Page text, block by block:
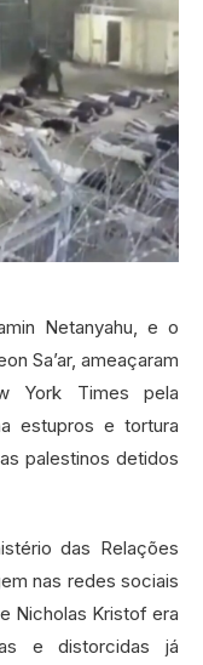
Netanyahu, e o
Sa’ar, ameaçaram
York Times pela
estupros e tortura
palestinos detidos
das Relações
nas redes sociais
Nicholas Kristof era
e distorcidas já